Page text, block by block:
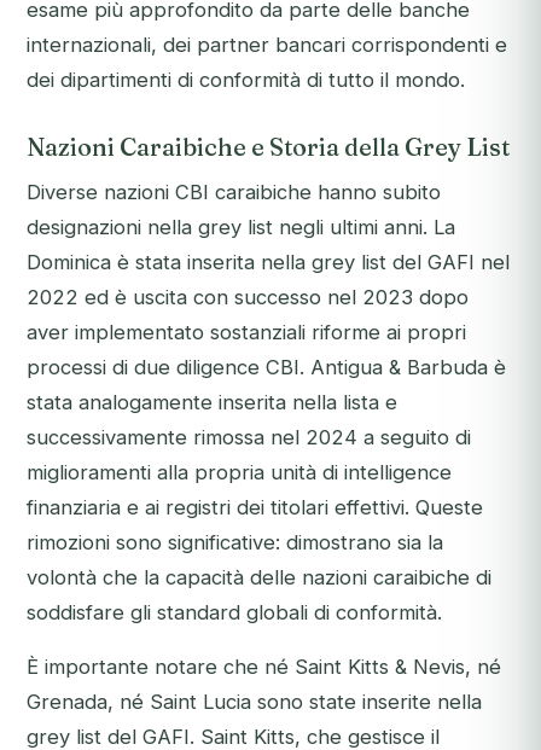
esame più approfondito da parte delle banche
internazionali, dei partner bancari corrispondenti e
dei dipartimenti di conformità di tutto il mondo.
Nazioni Caraibiche e Storia della Grey List
Diverse nazioni CBI caraibiche hanno subito
designazioni nella grey list negli ultimi anni. La
Dominica è stata inserita nella grey list del GAFI nel
2022 ed è uscita con successo nel 2023 dopo
aver implementato sostanziali riforme ai propri
processi di due diligence CBI. Antigua & Barbuda è
stata analogamente inserita nella lista e
successivamente rimossa nel 2024 a seguito di
miglioramenti alla propria unità di intelligence
finanziaria e ai registri dei titolari effettivi. Queste
rimozioni sono significative: dimostrano sia la
volontà che la capacità delle nazioni caraibiche di
soddisfare gli standard globali di conformità.
È importante notare che né Saint Kitts & Nevis, né
Grenada, né Saint Lucia sono state inserite nella
grey list del GAFI. Saint Kitts, che gestisce il